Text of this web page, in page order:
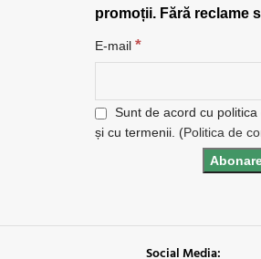
promoții. Fără reclame
E-mail *
Sunt de acord cu
și cu termenii. (Politica de
Social Media: